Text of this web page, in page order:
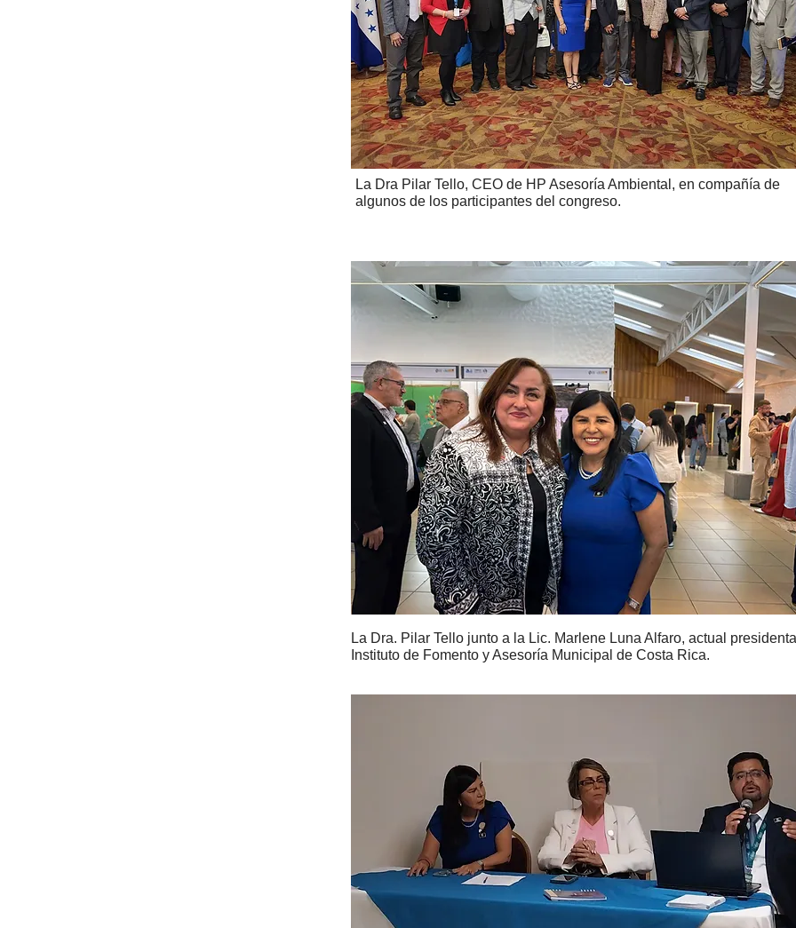
La Dra Pilar Tello, CEO de HP Asesoría Ambiental, en compañía de
algunos de los participantes del congreso.
La Dra. Pilar Tello junto a la Lic. Marlene Luna Alfaro, actual
Instituto de Fomento y Asesoría Municipal de Costa Rica.